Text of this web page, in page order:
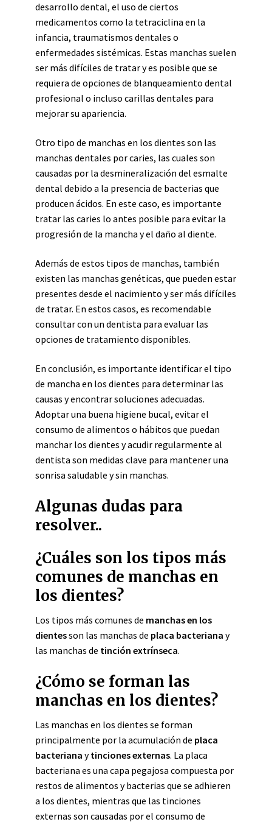
desarrollo dental, el uso de ciertos
medicamentos como la tetraciclina en la
infancia, traumatismos dentales o
enfermedades sistémicas. Estas manchas suelen
ser más difíciles de tratar y es posible que se
requiera de opciones de blanqueamiento dental
profesional o incluso carillas dentales para
mejorar su apariencia.
Otro tipo de manchas en los dientes son las
manchas dentales por caries, las cuales son
causadas por la desmineralización del esmalte
dental debido a la presencia de bacterias que
producen ácidos. En este caso, es importante
tratar las caries lo antes posible para evitar la
progresión de la mancha y el daño al diente.
Además de estos tipos de manchas, también
existen las manchas genéticas, que pueden estar
presentes desde el nacimiento y ser más difíciles
de tratar. En estos casos, es recomendable
consultar con un dentista para evaluar las
opciones de tratamiento disponibles.
En conclusión, es importante identificar el tipo
de mancha en los dientes para determinar las
causas y encontrar soluciones adecuadas.
Adoptar una buena higiene bucal, evitar el
consumo de alimentos o hábitos que puedan
manchar los dientes y acudir regularmente al
dentista son medidas clave para mantener una
sonrisa saludable y sin manchas.
Algunas dudas para
resolver..
¿Cuáles son los tipos más
comunes de manchas en
los dientes?
Los tipos más comunes de manchas en los
dientesson las manchas de placa bacteriana y
las manchas de tinción extrínseca.
¿Cómo se forman las
manchas en los dientes?
Las manchas en los dientes se forman
principalmente por la acumulación de placa
bacteriana ytinciones externas. La placa
bacteriana es una capa pegajosa compuesta por
restos de alimentos y bacterias que se adhieren
a los dientes, mientras que las tinciones
externas son causadas por el consumo de